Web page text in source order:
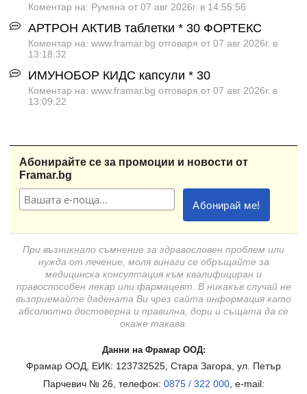
Коментар на: Румяна от 07 авг 2026г. в 14:55:56
АРТРОН АКТИВ таблетки * 30 ФОРТЕКС
Коментар на: www.framar.bg отговаря от 07 авг 2026г. в
13:18:32
ИМУНОБОР КИДС капсули * 30
Коментар на: www.framar.bg отговаря от 07 авг 2026г. в
13:09:22
Абонирайте се за промоции и новости от
Framar.bg
При възникнало съмнение за здравословен проблем или
нужда от лечение, моля винаги се обръщайте за
медицинска консултация към квалифициран и
правоспособен лекар или фармацевт. В никакъв случай не
възприемайте дадената Ви чрез сайта информация като
абсолютно достоверна и правилна, дори и същата да се
окаже такава.
Данни на Фрамар ООД:
Фрамар ООД, ЕИК: 123732525, Стара Загора, ул. Петър
Парчевич № 26, телефон: 0875 / 322 000, e-mail: